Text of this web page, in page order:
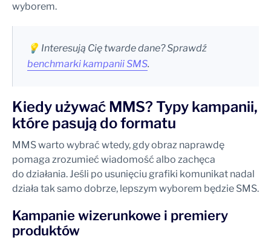
wyborem.
💡 Interesują Cię twarde dane? Sprawdź
benchmarki kampanii SMS.
Kiedy używać MMS? Typy kampanii,
które pasują do formatu
MMS warto wybrać wtedy, gdy obraz naprawdę
pomaga zrozumieć wiadomość albo zachęca
do działania. Jeśli po usunięciu grafiki komunikat nadal
działa tak samo dobrze, lepszym wyborem będzie SMS.
Kampanie wizerunkowe i premiery
produktów